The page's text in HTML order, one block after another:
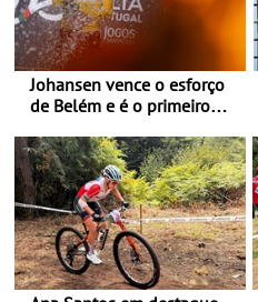
Johansen vence o esforço
de Belém e é o primeiro
a Portugal - Prova decorre
entre 5 e 16 de Agosto